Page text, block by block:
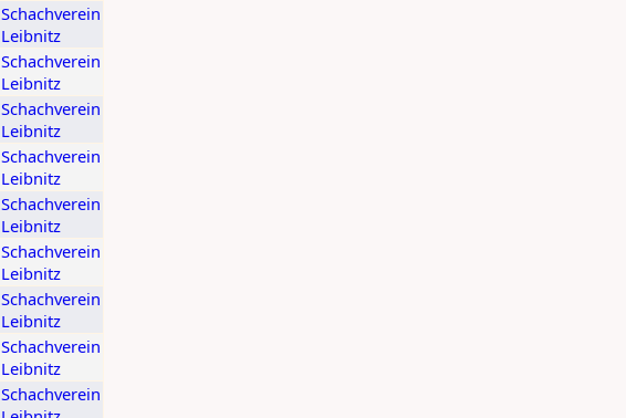
Schachverein
Leibnitz
Schachverein
Leibnitz
Schachverein
Leibnitz
Schachverein
Leibnitz
Schachverein
Leibnitz
Schachverein
Leibnitz
Schachverein
Leibnitz
Schachverein
Leibnitz
Schachverein